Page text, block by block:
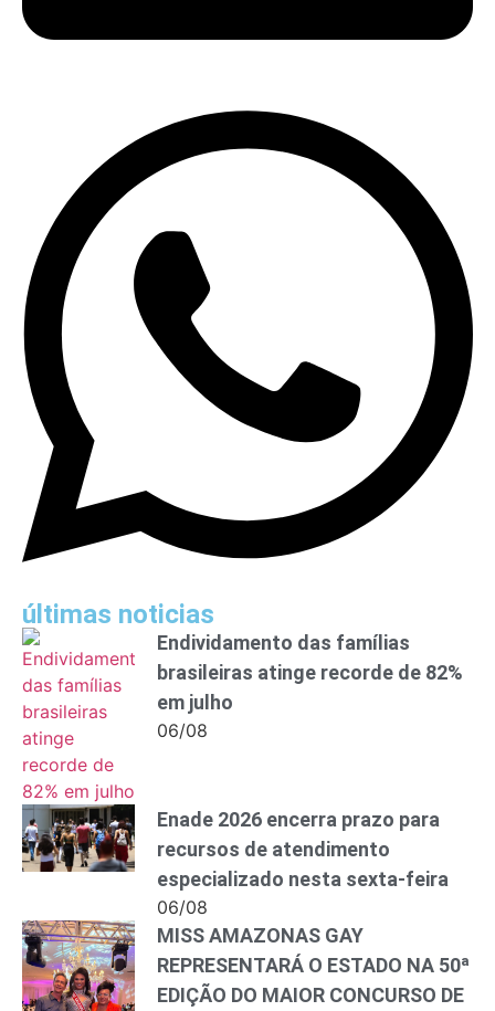
últimas noticias
Endividamento das famílias
brasileiras atinge recorde de 82%
em julho
06/08
Enade 2026 encerra prazo para
recursos de atendimento
especializado nesta sexta-feira
06/08
MISS AMAZONAS GAY
REPRESENTARÁ O ESTADO NA 50ª
EDIÇÃO DO MAIOR CONCURSO DE